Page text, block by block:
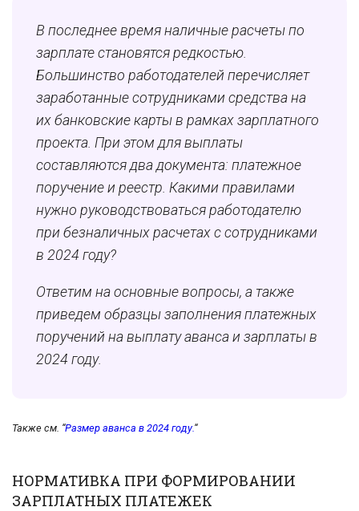
В последнее время наличные расчеты по
зарплате становятся редкостью.
Большинство работодателей перечисляет
заработанные сотрудниками средства на
их банковские карты в рамках зарплатного
проекта. При этом для выплаты
составляются два документа: платежное
поручение и реестр. Какими правилами
нужно руководствоваться работодателю
при безналичных расчетах с сотрудниками
в 2024 году?
Ответим на основные вопросы, а также
приведем образцы заполнения платежных
поручений на выплату аванса и зарплаты в
2024 году.
Также см. “Размер аванса в 2024 году.“
НОРМАТИВКА ПРИ ФОРМИРОВАНИИ
ЗАРПЛАТНЫХ ПЛАТЕЖЕК